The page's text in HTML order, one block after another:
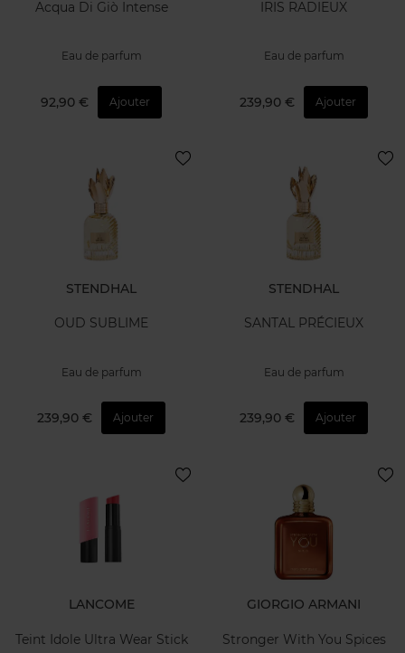
Acqua Di Giò Intense
Eau de parfum
92,90 € Ajouter
IRIS RADIEUX
Eau de parfum
239,90 € Ajouter
STENDHAL
OUD SUBLIME
Eau de parfum
239,90 € Ajouter
STENDHAL
SANTAL PRÉCIEUX
Eau de parfum
239,90 € Ajouter
LANCOME
Teint Idole Ultra Wear Stick
GIORGIO ARMANI
Stronger With You Spices